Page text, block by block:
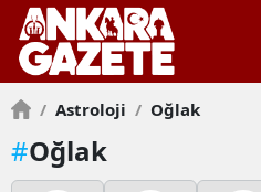
/ Astroloji / Oğlak
#Oğlak